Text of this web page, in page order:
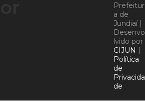
Prefeitur
a de
Jundiaí |
Desenvo
lvido por
CIJUN |
Política
de
Privacida
de